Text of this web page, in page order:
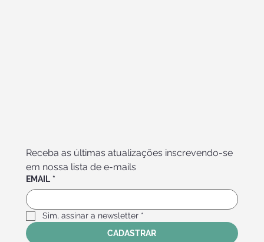
Receba as últimas atualizações inscrevendo-se
em nossa lista de e-mails
EMAIL *
Sim, assinar a newsletter *
CADASTRAR